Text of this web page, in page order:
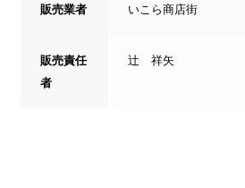
販売業者 いこら商店街
販売責任
者
辻 祥矢